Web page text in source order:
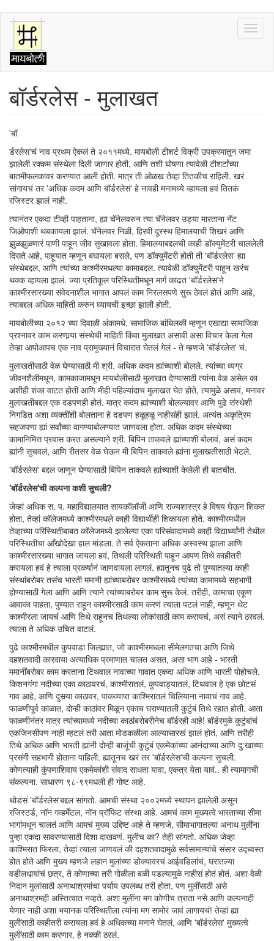
Skip
main
content
बॉर्डरलेस - मुलाखत
'बॉ
र्डरलेस'चं नाव प्रथम ऐकलं ते २०११मध्ये. मायबोली टीशर्ट विक्री उपक्रमातून जमा
झालेली रक्कम संस्थेला दिली जाणार होती, आणि तशी घोषणा त्यावेळी टीशर्टांच्या
बातमीफलकावर करण्यात आली होती. मात्र ती ओळख तेव्हा तितकीच राहिली. खरं
सांगायचं तर 'अधिक कदम आणि बॉर्डरलेस' हे नावही मनामध्ये व्हायला हवं तितकं
रजिस्टर झालं नाही.
त्यानंतर एकदा टीव्ही पाहताना, ह्या चॅनेलवरुन त्या चॅनेलवर उड्या मारताना नॅट
जिओपाशी थबकायला झालं. चॅनेलवर निळी, हिरवी दूरस्थ हिमालयाची शिखरं आणि
झुळझुळणारं पाणी पाहून जीव सुखावला होता. हिमालयाबद्दलची काही डॉक्युमेंटरी चाललेली
दिसते आहे, पाहूयात म्हणून बघायला बसले, पण डॉक्युमेंटरी होती ती 'बॉर्डरलेस' ह्या
संस्थेबद्दल, आणि त्यांच्या काश्मीरमधल्या कामाबद्दल. त्यावेळी डॉक्युमेंटरी पाहून खरंच
थक्क व्हायला झालं. ज्या प्रतिकूल परिस्थितीमधून मार्ग काढत 'बॉर्डरलेस'ने
काश्मीरसारख्या संवेदनाशील भागात आपलं काम निरलसपणे सुरू ठेवलं होतं आणि आहे,
त्याबद्दल अधिक माहिती करुन घ्यायची इच्छा झाली होती.
मायबोलीच्या २०१२ च्या दिवाळी अंकामधे, सामाजिक बांधिलकी म्हणून एखाद्या सामाजिक
प्रश्नावर काम करणार्‍या संस्थेची माहिती किंवा मुलाखत असावी असा विचार केला गेला
तेव्हा आपोआपच एक नाव प्रामुख्यानं विचारात घेतलं गेलं - ते म्हणजे 'बॉर्डरलेस' चं.
मुलाखतीसाठी वेळ घेण्यासाठी मी श्री. अधिक कदम ह्यांच्याशी बोलले. त्यांच्या व्यग्र
जीवनशैलीमधून, कामकाजामधून मायबोलीसाठी मुलाखत देण्यासाठी त्यांना वेळ असेल का
अशीही शंका वाटत होती आणि मीही पहिल्यांदाच मुलाखत घेत होते, त्यामुळे असावं, मनावर
मुलाखतीबद्दल एक दडपणही होतं. मात्र कदम ह्यांच्याशी बोलल्यावर आणि पुढे संस्थेशी
निगडित अशा व्यक्तींशी बोलताना हे दडपण हळूहळू नाहीसंही झालं. अत्यंत अकृत्रिम
सहजपणा ह्यां सर्वांच्या वागण्याबोलण्यात जाणवला होता. अधिक कदम संस्थेच्या
कामानिमित्त प्रवास करत असल्याने श्री. बिपिन ताकवले ह्यांच्याशी बोलावं, असं कदम
ह्यांनी सुचवलं, आणि रीतसर वेळ घेऊन मी बिपिन ताकवले ह्यांना मुलाखतीसाठी भेटले.
'बॉर्डरलेस' बद्दल जाणून घेण्यासाठी बिपिन ताकवले ह्यांच्याशी केलेली ही बातचीत.
'बॉर्डरलेस'ची कल्पना कशी सुचली?
जेव्हां अधिक स. प. महाविद्यालयात सायकॉलॉजी आणि राज्यशास्त्र हे विषय घेऊन शिकत
होता, तेव्हां कॉलेजमध्ये काश्मीरमधले काही विद्यार्थीही शिकायला होते. काश्मीरमधील
तेव्हाच्या परिस्थितीबाबत कॉलेजमध्ये झालेल्या एका परिसंवादामध्ये काही विद्यार्थ्यांनी तेथील
परिस्थितीचा आँखोदेखा हाल मांडला. ते सर्व ऐकताना अधिक अस्वस्थ झाला आणि
काश्मीरसारख्या भागात जायला हवं, तिथली परिस्थिती पाहून आपण तिथे काहीतरी
करायला हवं हे त्याला प्रकर्षानं जाणवायला लागलं. ह्यातूनच पुढे तो पुण्यातल्या काही
संस्थांबरोबर तसंच भारती ममानी ह्यांच्याबरोबर काश्मीरमध्ये त्यांच्या कामामध्ये सहभागी
होण्यासाठी गेला आणि आणि त्याने त्यांच्याबरोबर काम सुरू केलं. तरीही, कामाचा एकूण
आवाका पाहता, पुण्यात राहून काश्मीरसाठी काम करणं त्याला पटलं नाही, म्हणून थेट
काश्मीरला जायचं आणि तिथे राहूनच तिथल्या लोकांसाठी काम करायचं, असं त्याने ठरवलं.
त्याला ते अधिक उचित वाटलं.
पुढे काश्मीरमधील कुपवाडा जिल्ह्यात, जो काश्मीरमधला सीमेलगतचा आणि जिथे
दहशतवादी कारवाया अत्याधिक प्रमाणात चालत असत, असा भाग आहे - भारती
ममानींबरोबर काम करताना टिथवाल नावाच्या गावात एकदा अधिक आणि भारती पोहोचले.
किशनगंगा नदीच्या एका काठावरचं, काश्मीरातलं, कुपवाड्यातलं, टिथवाल हे एक छोटसं
गाव आहे, आणि दुसर्‍या काठावर, पाकव्याप्त काश्मिरातलं चिलियाना नावाचं गाव आहे.
फाळणीपूर्व काळात, दोन्ही काठांवर मिळून एकाच घराण्यातली कुटुंबं तिथे रहात होती. आता
फाळणीनंतर मात्र त्यांच्यामध्ये नदीच्या काठांबरोबरीनेच बॉर्डरही आहे! बॉर्डरमुळे कुटुंबांचं
एकजिनसीपण नाही म्हटलं तरी आता मोडकळीला आल्यासारखं झालं होतं, आणि तरीही
तिथे अधिक आणि भारती ह्यांनी दोन्ही बाजूंची कुटुंबं एकमेकांच्या आनंदाच्या आणि दु:खाच्या
प्रसंगी सहभागी होताना पाहिली. ह्यातूनच खरं तर 'बॉर्डरलेस'ची कल्पना सुचली.
कोणत्याही कुंपणाशिवाय एकमेकांशी संवाद साधता यावा, एकत्र येता यावं.. ही त्यामागची
संकल्पना. साधारण ९८-९९मधली ही गोष्ट आहे.
थोडंसं 'बॉर्डरलेस'बद्दल सांगतो. आमची संस्था २००२मध्ये स्थापन झालेली असून
रजिस्टर्ड, नॉन गव्हर्मेंटल, नॉन प्रॉफिट संस्था आहे. आमचं काम मुख्यत्वे भारताच्या सीमा
भागांमधून चालतं आणि आमचं मुख्य उद्दिष्ट आहे ते म्हणजे, सीमाभागातल्या अनाथ मुलींना
पुन्हा एकदा सावरण्यासाठी दिशा दाखवणं. मुलीच का? तेही सांगतो. अधिक जेव्हा
काश्मिरात फिरला, तेव्हां त्याला जाणवलं की दहशतवादामुळे सर्वसामान्यांचे संसार उद्ध्वस्त
होत होते आणि मुख्य म्हणजे लहान मुलांच्या डोक्यावरचं आईवडिलांचं, घरातल्या
वडीलधार्‍यांचं छत्र, ते कोणाच्या तरी गोळीला बळी पडल्यामुळे नाहीसं होतं होतं. अशा वेळी
निदान मुलांसाठी अनाथाश्रमांचा पर्याय उपलब्ध तरी होता, पण मुलींसाठी असे
अनाथाश्रमही अस्तित्वात नव्हते. अशा मुलींना मग कोणीच त्राता नसे आणि कल्पनाही
येणार नाही अशा भयानक परिस्थितीला त्यांना मग सामोरं जावं लागायचं! तेव्हां ह्या
मुलींसाठी काहीतरी करायला हवं हे अधिकच्या मनाने घेतलं, आणि 'बॉर्डरलेस' मुख्यत्वे
मुलींसाठी काम करणार, हे नक्की ठरलं.